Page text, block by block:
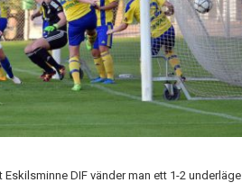
DIF vänder man ett 1-2 underläge